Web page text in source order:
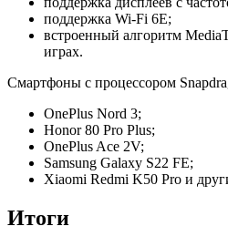
поддержка Wi-Fi 6E;
встроенный алгоритм
играх.
Смартфоны с процессором
OnePlus Nord 3;
Honor 80 Pro Plus;
OnePlus Ace 2V;
Samsung Galaxy S22 FE;
Xiaomi Redmi K50 Pro и
Итоги